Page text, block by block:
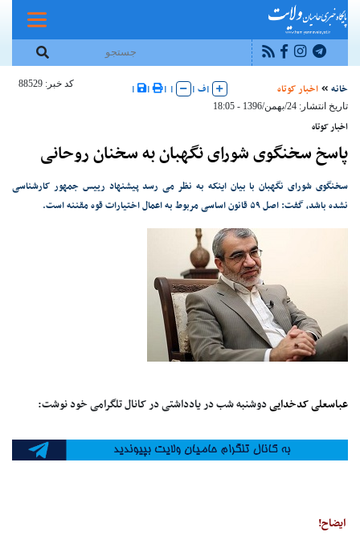
خانه اخبار کوتاه |ف |
|
|
|
|
کد خبر: 88529
تاریخ انتشار: 24/بهمن/1396 - 18:05
اخبار کوتاه
پاسخ سخنگوی شورای نگهبان به سخنان روحانی
سخنگوی شورای نگهبان با بیان اینکه به نظر می رسد پیشنهاد رییس جمهور کارشناسی
نشده باشد، گفت: اصل ۵۹ قانون اساسی مربوط به اعمال اختیارات قوه مقننه است.
عباسعلی کدخداییدوشنبه شب در یادداشتی در کانال تلگرامی خود نوشت:
ایضاح!